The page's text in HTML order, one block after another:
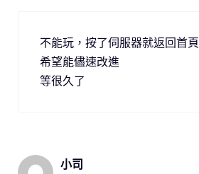
不能玩，按了伺服器就返回首頁
希望能儘速改進
等很久了
小司